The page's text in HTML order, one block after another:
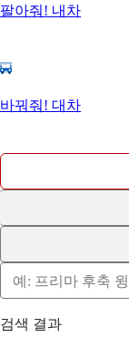
팔아줘! 내차
바꿔줘! 대차
검색 결과